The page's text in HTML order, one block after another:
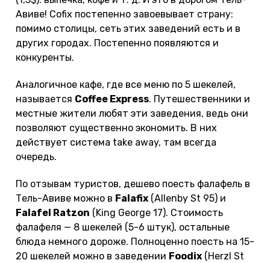
Авиве! Cofix постепенно завоевывает страну:
помимо столицы, сеть этих заведений есть и в
других городах. Постепенно появляются и
конкуренты.
Аналогичное кафе, где все меню по 5 шекелей,
называется Coffee Express. Путешественники и
местные жители любят эти заведения, ведь они
позволяют существенно экономить. В них
действует система take away, там всегда
очередь.
По отзывам туристов, дешево поесть фалафель в
Тель-Авиве можно в Falafix (Allenby St 95) и
Falafel Ratzon (King George 17). Стоимость
фалафеля — 8 шекелей (5-6 штук), остальные
блюда немного дороже. Полноценно поесть на 15-
20 шекелей можно в заведении Foodix (Herzl St